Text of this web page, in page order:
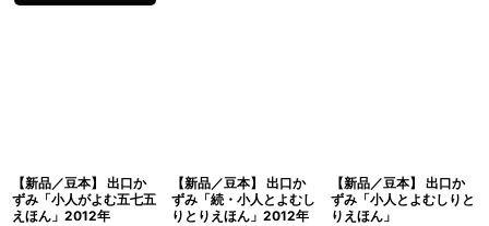
【新品／豆本】 出口か
ずみ「小人がよむ五七五
えほん」2012年
【新品／豆本】 出口か
ずみ「続・小人とよむし
りとりえほん」2012年
【新品／豆本】 出口か
ずみ「小人とよむしりと
りえほん」